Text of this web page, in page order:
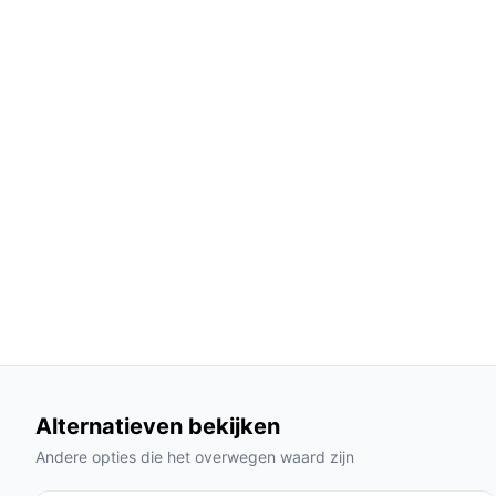
meerdere apparaten (zoals tablets of laptops)
Praktisch t.o.v. alternatieven
Op type-niveau kun je deze powerbank
Alternatieven bekijken
Andere opties die het overwegen waard zijn